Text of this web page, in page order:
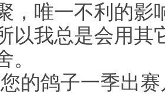
，唯一不利的影
以我总是会用其
。
的鸽子一季出